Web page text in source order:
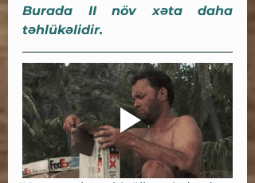
Burada II növ xəta daha
təhlükəlidir.